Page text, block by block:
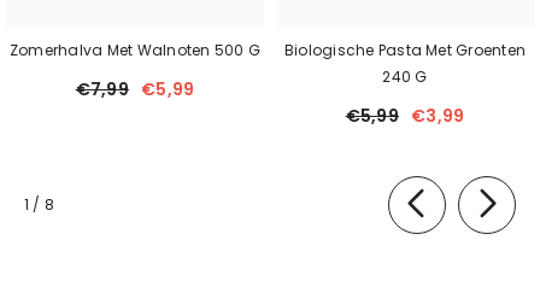
Zomerhalva Met Walnoten 500 G
€7,99 €5,99
Biologische Pasta Met Groenten
240 G
€5,99 €3,99
1 / van
8